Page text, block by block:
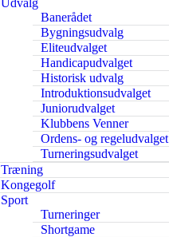
Udvalg
Banerådet
Bygningsudvalg
Eliteudvalget
Handicapudvalget
Historisk udvalg
Introduktionsudvalget
Juniorudvalget
Klubbens Venner
Ordens- og regeludvalget
Turneringsudvalget
Træning
Kongegolf
Sport
Turneringer
Shortgame